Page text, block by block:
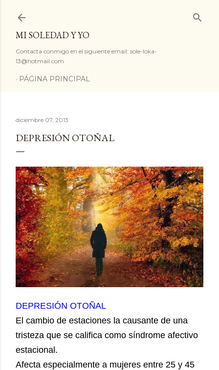
MI SOLEDAD Y YO
Contacta conmigo en el siguiente email: sole-loka-
13@hotmail.com
PÁGINA PRINCIPAL
diciembre 07, 2013
DEPRESIÓN OTOÑAL
DEPRESIÓN OTOÑAL
El cambio de estaciones la causante de una
tristeza que se califica como síndrome afectivo
estacional.
Afecta especialmente a mujeres entre 25 y 45